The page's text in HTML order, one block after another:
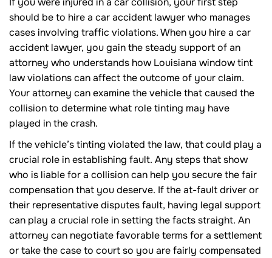
should be to hire a car accident lawyer who manages
cases involving traffic violations. When you hire a car
accident lawyer, you gain the steady support of an
attorney who understands how Louisiana window tint
law violations can affect the outcome of your claim.
Your attorney can examine the vehicle that caused the
collision to determine what role tinting may have
played in the crash.
If the vehicle’s tinting violated the law, that could play a
crucial role in establishing fault. Any steps that show
who is liable for a collision can help you secure the fair
compensation that you deserve. If the at-fault driver or
their representative disputes fault, having legal support
can play a crucial role in setting the facts straight. An
attorney can negotiate favorable terms for a settlement
or take the case to court so you are fairly compensated